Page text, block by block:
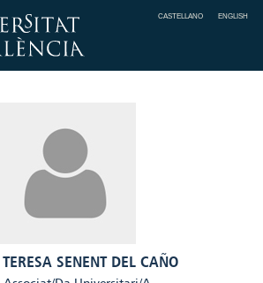
CASTELLANO ENGLISH
SENENT DEL CAÑO